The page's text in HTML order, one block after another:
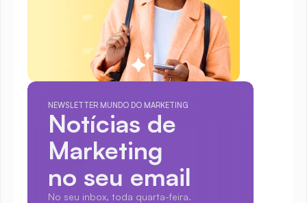
NEWSLETTER MUNDO DO MARKETING
Notícias de
Marketing
no seu email
No seu inbox, toda quarta-feira.